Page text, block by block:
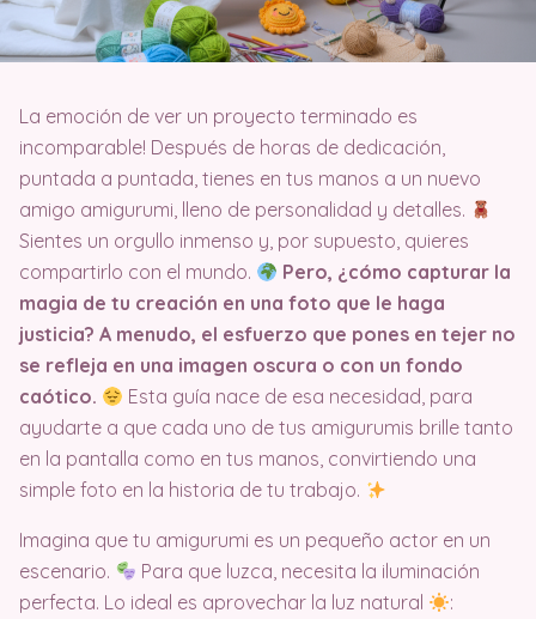
La emoción de ver un proyecto terminado es
incomparable! Después de horas de dedicación,
puntada a puntada, tienes en tus manos a un nuevo
amigo amigurumi, lleno de personalidad y detalles.
Sientes un orgullo inmenso y, por supuesto, quieres
compartirlo con el mundo.
Pero, ¿cómo capturar la
magia de tu creación en una foto que le haga
justicia? A menudo, el esfuerzo que pones en tejer no
se refleja en una imagen oscura o con un fondo
caótico.
Esta guía nace de esa necesidad, para
ayudarte a que cada uno de tus amigurumis brille tanto
en la pantalla como en tus manos, convirtiendo una
simple foto en la historia de tu trabajo.
Imagina que tu amigurumi es un pequeño actor en un
escenario.
Para que luzca, necesita la iluminación
perfecta. Lo ideal es aprovechar la luz natural
: